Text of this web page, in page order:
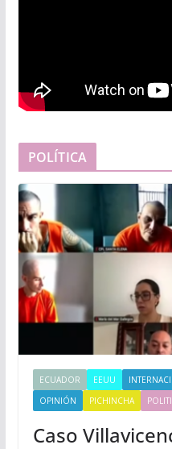
POLÍTICA
ECUADOR EEUU
OPINIÓN
PICHINCHA
Caso